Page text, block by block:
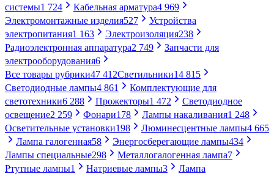
системы1 724 Кабельная арматура4 969
Электромонтажные изделия527
Устройства
электропитания1 163 Электроизоляция238
Радиоэлектронная аппаратура2 749
Запчасти для
электрооборудования6
Все товары рубрики47 412Светильники14 815
Светодиодные лампы4 861
Комплектующие для
светотехники6 288 Прожекторы1 472
Светодиодное
освещение2 259 Фонари178 Лампы накаливания1 248
Осветительные установки198 Люминесцентные лампы4 665
Лампа галогенная58 Энергосберегающие лампы434
Лампы специальные298 Металлогалогенная лампа7
Ртутные лампы1 Натриевые лампы3
Лампа